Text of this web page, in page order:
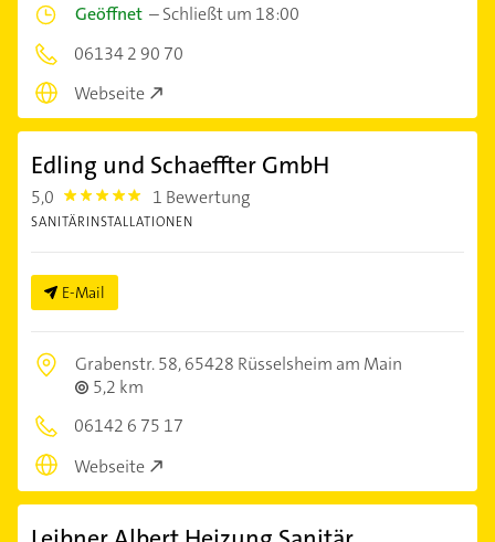
Geöffnet –Schließt um 18:00
06134 2 90 70
Webseite
Edling und Schaeffter GmbH
5,0 5.0 1 Bewertung
SANITÄRINSTALLATIONEN
E-Mail
Grabenstr. 58,65428 Rüsselsheim am Main
5,2 km
06142 6 75 17
Webseite